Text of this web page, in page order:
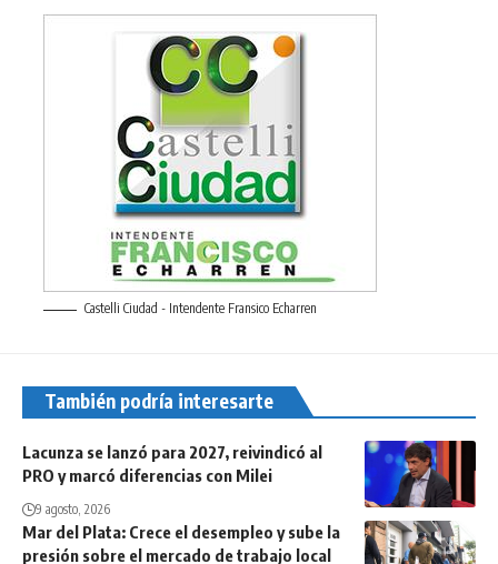
Castelli Ciudad - Intendente Fransico Echarren
También podría interesarte
Lacunza se lanzó para 2027, reivindicó al
PRO y marcó diferencias con Milei
9 agosto, 2026
Mar del Plata: Crece el desempleo y sube la
presión sobre el mercado de trabajo local